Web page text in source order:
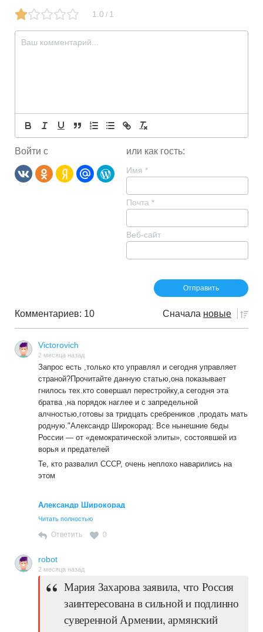
1.0 / 1
Войти с или как гость:
Имя *
Почта *
Веб-сайт
Комментариев: 10 Сначала новые
Victorovich
2 месяца назад
Запрос есть ,только кто управлял и сегодня управляет
страной?Прочитайте данную статью,она показывает
гнилось тех.кто совершал перестройку,а сегодня эта
братва ,на порядок наглее и с запредельной
алчностью,готовы за тридцать сребреников ,продать мать
родную."Александр Широкорад: Все нынешние беды
России — от «демократической элиты», состоявшей из
ворья и предателей
Те, кто развалил СССР, очень неплохо наварились на
этом
Александр Широкорад
Читать полностью
Ответить 0
robot
2 месяца назад
Мария Захарова заявила, что Россия
заинтересована в сильной и подлинно
суверенной Армении, армянский